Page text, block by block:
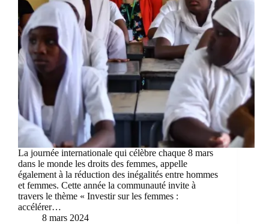
La journée internationale qui célèbre chaque 8 mars
dans le monde les droits des femmes, appelle
également à la réduction des inégalités entre hommes
et femmes. Cette année la communauté invite à
travers le thème « Investir sur les femmes :
accélérer…
8 mars 2024